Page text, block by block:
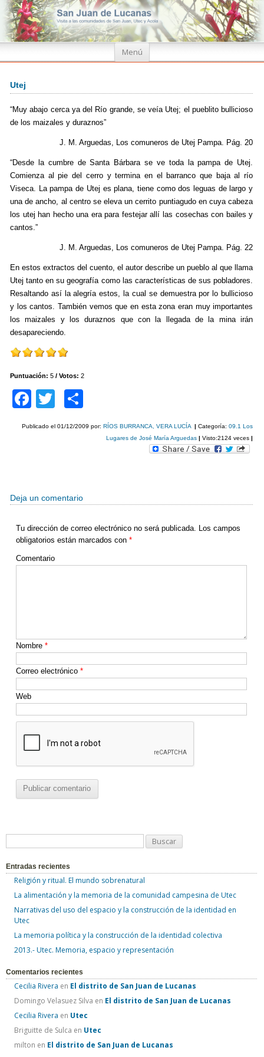
Menú
Ir
Utej
“Muy abajo cerca ya del Río grande, se veía Utej; el pueblito bullicioso
de los maizales y duraznos”
J. M. Arguedas, Los comuneros de Utej Pampa. Pág. 20
“Desde la cumbre de Santa Bárbara se ve toda la pampa de Utej.
Comienza al pie del cerro y termina en el barranco que baja al río
Viseca. La pampa de Utej es plana, tiene como dos leguas de largo y
una de ancho, al centro se eleva un cerrito puntiagudo en cuya cabeza
los utej han hecho una era para festejar allí las cosechas con bailes y
cantos.”
J. M. Arguedas, Los comuneros de Utej Pampa. Pág. 22
En estos extractos del cuento, el autor describe un pueblo al que llama
Utej tanto en su geografía como las características de sus pobladores.
Resaltando así la alegría estos, la cual se demuestra por lo bullicioso
y los cantos. También vemos que en esta zona eran muy importantes
los maizales y los duraznos que con la llegada de la mina irán
desapareciendo.
Puntuación: 5 / Votos: 2
F
o
o
k
T
m
Publicado el01/12/2009 por:RÍOS BURRANCA, VERA LUCÍA | Categoría:09.1 Los
Lugares de José María Arguedas | Visto:2124 veces|
Deja un comentario
Tu dirección de correo electrónico no será publicada.
Los campos
obligatorios están marcados con *
Comentario
Nombre *
Correo electrónico *
Web
s
Entradas recientes
Religión y ritual. El mundo sobrenatural
La alimentación y la memoria de la comunidad campesina de Utec
Narrativas del uso del espacio y la construcción de la identidad en
Utec
La memoria política y la construcción de la identidad colectiva
2013.- Utec. Memoria, espacio y representación
Comentarios recientes
Cecilia Rivera en El distrito de San Juan de Lucanas
Domingo Velasuez Silva en El distrito de San Juan de Lucanas
Cecilia Rivera en Utec
Briguitte de Sulca en Utec
milton en El distrito de San Juan de Lucanas